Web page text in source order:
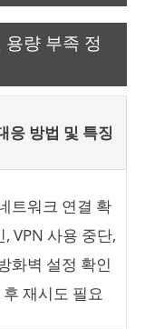
량 부족 정
응 방법 및 특징
트워크 연결 확
, VPN 사용 중단,
화벽 설정 확인
후 재시도 필요